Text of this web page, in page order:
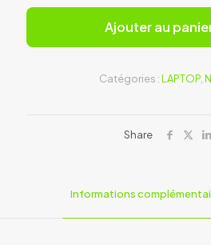
Ajouter au
Catégories :LAPTOP,
Share
Informations